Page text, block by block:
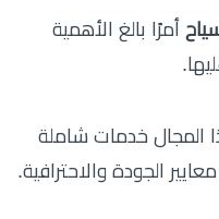
أمرًا بالغ الأهمية
المجال خدمات شاملة
الجودة والاحترافية.